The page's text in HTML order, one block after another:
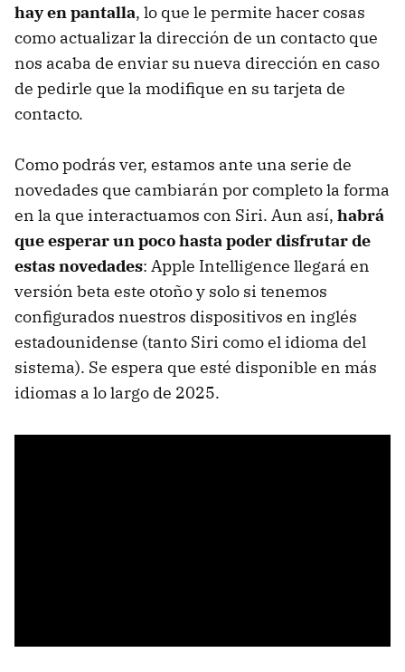
hay en pantalla, lo que le permite hacer cosas
como actualizar la dirección de un contacto que
nos acaba de enviar su nueva dirección en caso
de pedirle que la modifique en su tarjeta de
contacto.
Como podrás ver, estamos ante una serie de
novedades que cambiarán por completo la forma
en la que interactuamos con Siri. Aun así, habrá
que esperar un poco hasta poder disfrutar de
estas novedades: Apple Intelligence llegará en
versión beta este otoño y solo si tenemos
configurados nuestros dispositivos en inglés
estadounidense (tanto Siri como el idioma del
sistema). Se espera que esté disponible en más
idiomas a lo largo de 2025.